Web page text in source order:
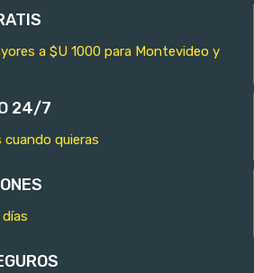
a $U 1000 para Montevideo y
24/7
quieras